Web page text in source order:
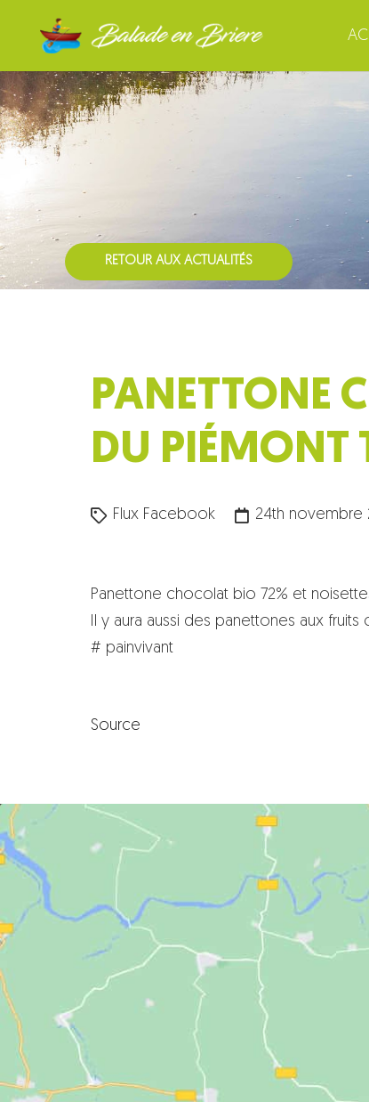
RETOUR AUX ACTUALITÉS
PANETTONE
DU PIÉMONT
Flux Facebook 24th novembre
Panettone chocolat bio 72% et
Il y aura aussi des panettones aux fruits
# painvivant
Source